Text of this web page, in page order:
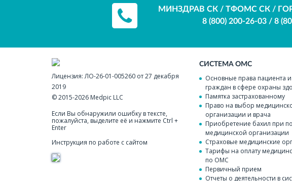
МИНЗДРАВ СК / ТФОМС СК /
8 (800) 200-26-03 / 8
Лицензия:ЛО-26-01-005260 от 27 декабря
2019
© 2015-2026 Medpic LLC
Если Вы обнаружили ошибку в тексте,
пожалуйста, выделите её и нажмите Ctrl +
Enter
Инструкция по работе с сайтом
СИСТЕМА ОМС
Основные права пациента
граждан в сфере охраны
Памятка застрахованному
Право на выбор
организации и врача
Приобретение бахил при
медицинской организации
Страховые медицинские
Тарифы на оплату
по ОМС
Первичный прием
Отчеты о деятельности в